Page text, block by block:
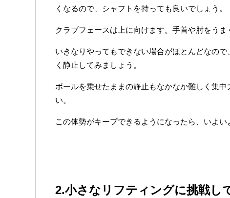
くなるので、シャフトを持っても良いでしょう。
クラブフェースは上に向けます。手首や肘をうま
いきなりやってもできない場合がほとんどなの
く静止してみましょう。
ボールを乗せたままの静止もなかなか難しく集
い。
この体勢がキープできるようになったら、いよい
2.小さなリフティングに挑戦し